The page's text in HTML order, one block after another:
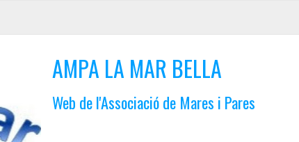
AMPA LA MAR BELLA
Web de l'Associació de Mares i Pares